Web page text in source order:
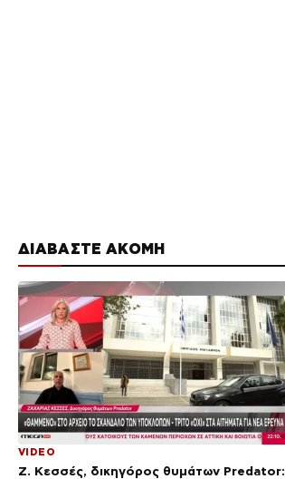
ΔΙΑΒΑΣΤΕ ΑΚΟΜΗ
VIDEO
Ζ. Κεσσές, δικηγόρος θυμάτων Predator: